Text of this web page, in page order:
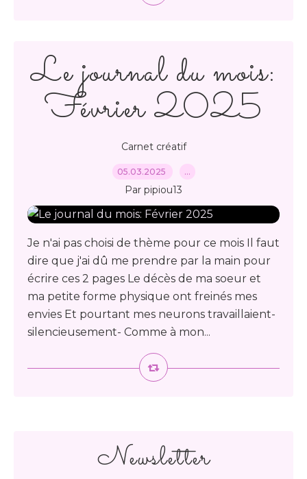
Le journal du mois:
Février 2025
Carnet créatif
05.03.2025 …
Par pipiou13
Je n'ai pas choisi de thème pour ce mois Il faut
dire que j'ai dû me prendre par la main pour
écrire ces 2 pages Le décès de ma soeur et
ma petite forme physique ont freinés mes
envies Et pourtant mes neurons travaillaient-
silencieusement- Comme à mon...
Newsletter